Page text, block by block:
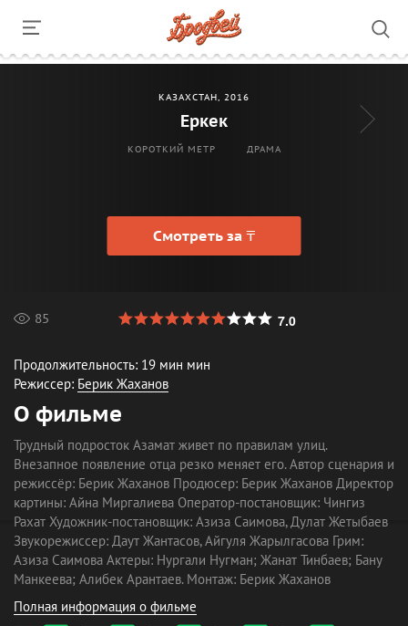
КАЗАХСТАН, 2016
Еркек
КОРОТКИЙ МЕТР ДРАМА
Смотреть за a
85 7.0
Продолжительность: 19 мин мин
Режиссер: Берик Жаханов
О фильме
Трудный подросток Азамат живет по правилам улиц.
Внезапное появление отца резко меняет его. Автор сценария и
режиссёр: Берик Жаханов Продюсер: Берик Жаханов Директор
картины: Айна Миргалиева Оператор-постановщик: Чингиз
Рахат Художник-постановщик: Азиза Саимова, Дулат Жетыбаев
Звукорежиссер: Даут Жантасов, Айгуля Жарылгасова Грим:
Азиза Саимова Актеры: Нургали Нугман; Жанат Тинбаев; Бану
Манкеева; Алибек Арантаев. Монтаж: Берик Жаханов
Полная информация о фильме